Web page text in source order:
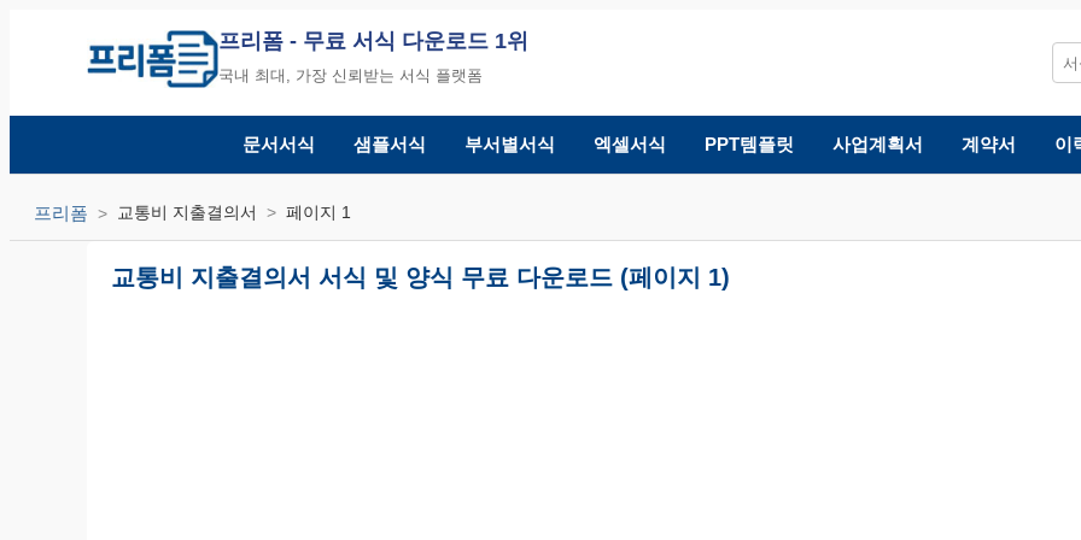
프리폼 - 무료 서식 다운로드 1위
국내 최대, 가장 신뢰받는 서식 플랫폼
문서서식 샘플서식 부서별서식 엑셀서식 PPT템플릿 사업계획서 계약서 이
프리폼 교통비 지출결의서 페이지 1
교통비 지출결의서 서식 및 양식 무료 다운로드 (페이지 1)